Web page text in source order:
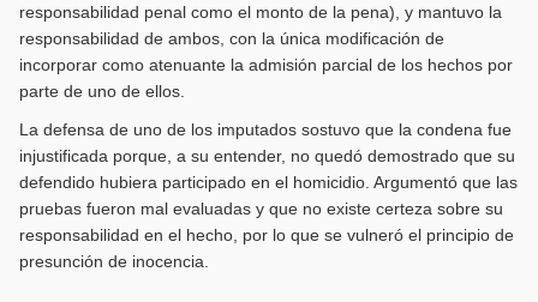
responsabilidad penal como el monto de la pena), y mantuvo la
responsabilidad de ambos, con la única modificación de
incorporar como atenuante la admisión parcial de los hechos por
parte de uno de ellos.
La defensa de uno de los imputados sostuvo que la condena fue
injustificada porque, a su entender, no quedó demostrado que su
defendido hubiera participado en el homicidio. Argumentó que las
pruebas fueron mal evaluadas y que no existe certeza sobre su
responsabilidad en el hecho, por lo que se vulneró el principio de
presunción de inocencia.